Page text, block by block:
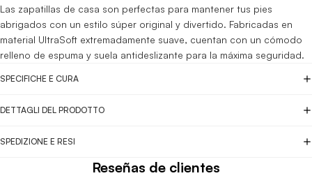
Las zapatillas de casa son perfectas para mantener tus pies
abrigados con un estilo súper original y divertido. Fabricadas en
material UltraSoft extremadamente suave, cuentan con un cómodo
relleno de espuma y suela antideslizante para la máxima seguridad.
SPECIFICHE E CURA
DETTAGLI DEL PRODOTTO
SPEDIZIONE E RESI
Reseñas de clientes